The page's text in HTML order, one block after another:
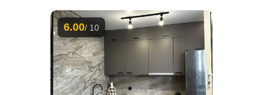
6.00/ 10